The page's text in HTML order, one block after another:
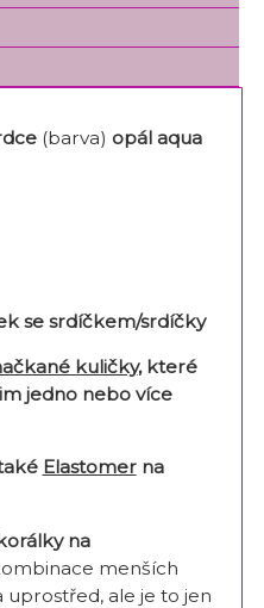
(barva) opál aqua
se srdíčkem/srdíčky
kuličky, které
jedno nebo více
Elastomerna
na
menších
ale je to jen